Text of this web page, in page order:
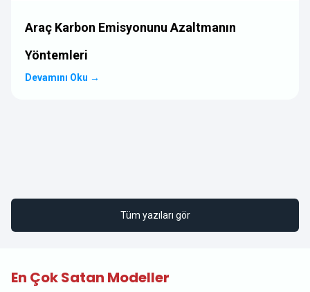
Araç Karbon Emisyonunu Azaltmanın
Yöntemleri
Devamını Oku →
Tüm yazıları gör
En Çok Satan Modeller